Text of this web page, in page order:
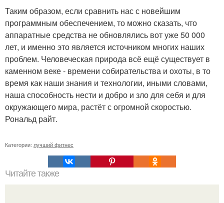
Таким образом, если сравнить нас с новейшим
программным обеспечением, то можно сказать, что
аппаратные средства не обновлялись вот уже 50 000
лет, и именно это является источником многих наших
проблем. Человеческая природа всё ещё существует в
каменном веке - времени собирательства и охоты, в то
время как наши знания и технологии, иными словами,
наша способность нести и добро и зло для себя и для
окружающего мира, растёт с огромной скоростью.
Рональд райт.
Категории: лучший фитнес
Читайте также